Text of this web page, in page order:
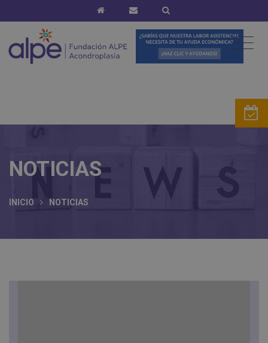
NOTICIAS
INICIO NOTICIAS